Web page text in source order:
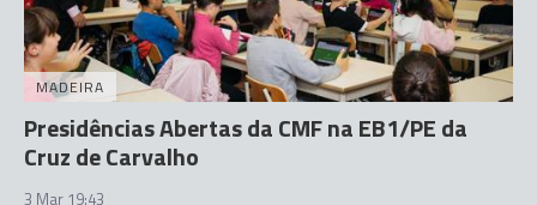
MADEIRA
Presidências Abertas da CMF na EB1/PE da
Cruz de Carvalho
3 Mar 19:43